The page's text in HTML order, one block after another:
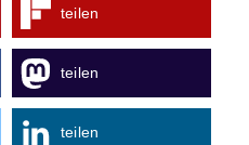
teilen
teilen
teilen